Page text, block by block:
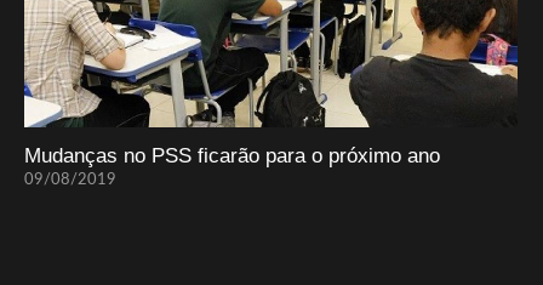
Mudanças no PSS ficarão para o próximo ano
09/08/2019